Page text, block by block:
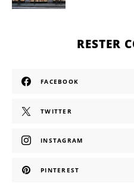
RESTER
FACEBOOK
TWITTER
INSTAGRAM
PINTEREST